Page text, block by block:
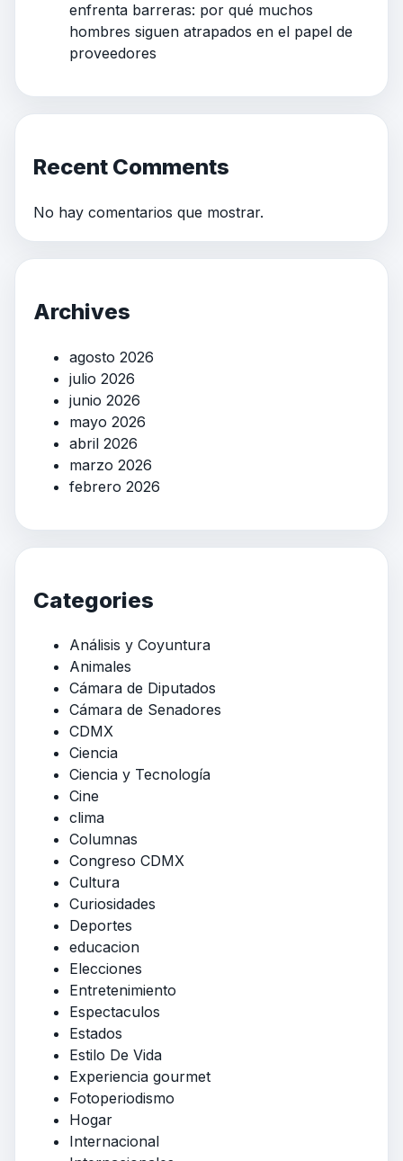
enfrenta barreras: por qué muchos
hombres siguen atrapados en el papel de
proveedores
Recent Comments
No hay comentarios que mostrar.
Archives
agosto 2026
julio 2026
junio 2026
mayo 2026
abril 2026
marzo 2026
febrero 2026
Categories
Análisis y Coyuntura
Animales
Cámara de Diputados
Cámara de Senadores
CDMX
Ciencia
Ciencia y Tecnología
Cine
clima
Columnas
Congreso CDMX
Cultura
Curiosidades
Deportes
educacion
Elecciones
Entretenimiento
Espectaculos
Estados
Estilo De Vida
Experiencia gourmet
Fotoperiodismo
Hogar
Internacional